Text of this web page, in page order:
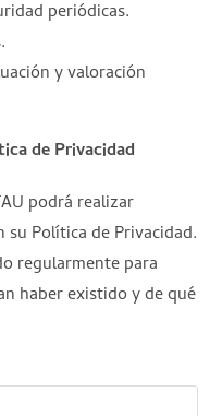
periódicas.
y valoración
de Privacidad
podrá realizar
su Política de Privacidad.
regularmente para
haber existido y de qué